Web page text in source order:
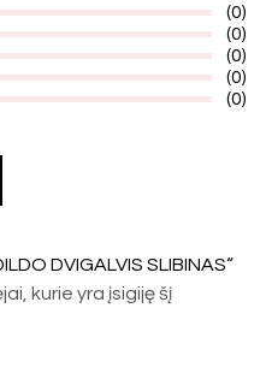
(0)
(0)
(0)
(0)
(0)
DVIGALVIS SLIBINAS“
kurie yra įsigiję šį